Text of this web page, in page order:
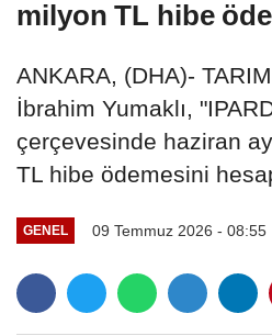
milyon TL hibe
ANKARA, (DHA)-
İbrahim Yumaklı,
çerçevesinde haziran
TL hibe ödemesini
GENEL 09 Temmuz 2026 - 08:55